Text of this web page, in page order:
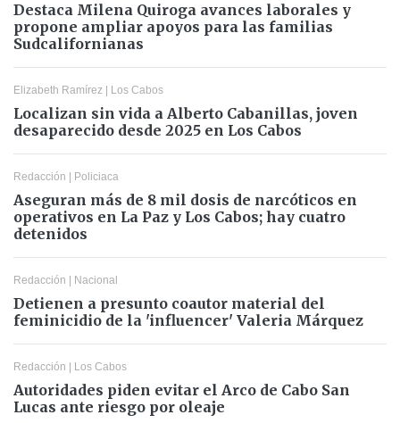
Destaca Milena Quiroga avances laborales y
propone ampliar apoyos para las familias
Sudcalifornianas
Elizabeth Ramírez Los Cabos
Localizan sin vida a Alberto Cabanillas, joven
desaparecido desde 2025 en Los Cabos
Redacción Policiaca
Aseguran más de 8 mil dosis de narcóticos en
operativos en La Paz y Los Cabos; hay cuatro
detenidos
Redacción Nacional
Detienen a presunto coautor material del
feminicidio de la 'influencer' Valeria Márquez
Redacción Los Cabos
Autoridades piden evitar el Arco de Cabo San
Lucas ante riesgo por oleaje